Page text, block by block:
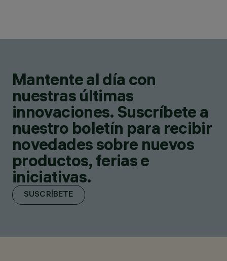
Mantente al día con
nuestras últimas
innovaciones. Suscríbete a
nuestro boletín para recibir
novedades sobre nuevos
productos, ferias e
iniciativas.
SUSCRÍBETE